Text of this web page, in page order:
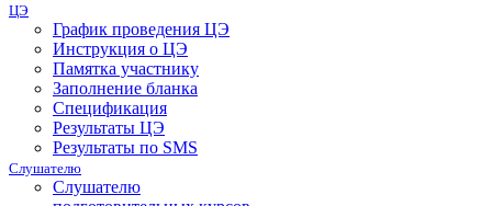
ЦЭ
График проведения ЦЭ
Инструкция о ЦЭ
Памятка участнику
Заполнение бланка
Спецификация
Результаты ЦЭ
Результаты по SMS
Слушателю
Слушателю